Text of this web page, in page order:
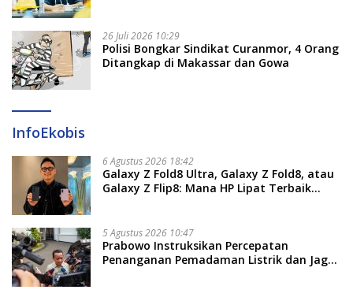
26 Juli 2026 10:29
Polisi Bongkar Sindikat Curanmor, 4 Orang
Ditangkap di Makassar dan Gowa
InfoEkobis
6 Agustus 2026 18:42
Galaxy Z Fold8 Ultra, Galaxy Z Fold8, atau
Galaxy Z Flip8: Mana HP Lipat Terbaik
5 Agustus 2026 10:47
Prabowo Instruksikan Percepatan
Penanganan Pemadaman Listrik dan Jaga